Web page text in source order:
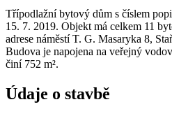
Třípodlažní bytový dům s číslem
15. 7. 2019. Objekt má celkem 11
adrese náměstí T. G. Masaryka 8,
Budova je napojena na veřejný
činí 752 m².
Údaje o stavbě